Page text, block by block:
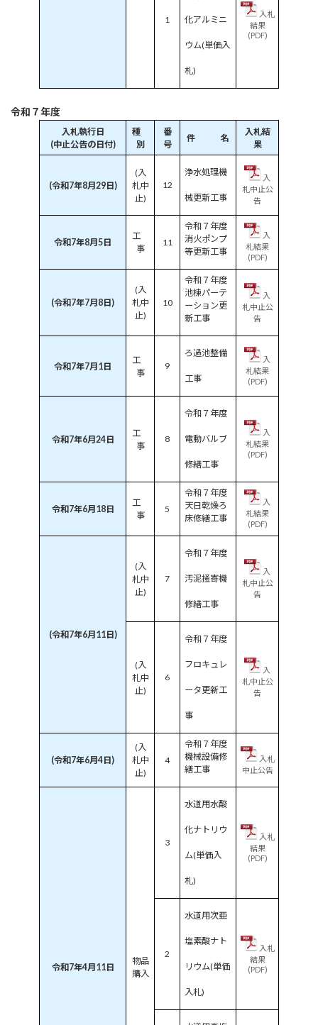
1 化アルミニ
ウム(単価入
札)
入札
結果
(PDF)
令和７年度
入札執行日
(中止公告の日付)
種
別
番
号
件 名
入札結
果
(令和7年8月29日)
(入
札中
止)
12
浄水処理機
械更新工事
入
札中止公
告
令和7年8月5日
工
事
11
令和７年度
消火ポンプ
等更新工事
入
札結果
(PDF)
(令和7年7月8日)
(入
札中
止)
10
令和７年度
池棟パーテ
ーション更
新工事
入
札中止公
告
令和7年7月1日
工
事
9
ろ過池整備
工事
入
札結果
(PDF)
令和7年6月24日
工
事
8
令和７年度
電動バルブ
修繕工事
入
札結果
(PDF)
令和7年6月18日
工
事
5
令和７年度
天日乾燥ろ
床修繕工事
入
札結果
(PDF)
(令和7年6月11日)
(入
札中
止)
7
令和７年度
汚泥掻寄機
修繕工事
入
札中止公
告
(入
札中
止)
6
令和７年度
フロキュレ
ータ更新工
事
入
札中止公
告
(令和7年6月4日)
(入
札中
止)
4
令和７年度
機械設備修
繕工事
入札
中止公告
令和7年4月11日
物品
購入
3
水道用水酸
化ナトリウ
ム(単価入
札)
入札
結果
(PDF)
2
水道用次亜
塩素酸ナト
リウム(単価
入札)
入札
結果
(PDF)